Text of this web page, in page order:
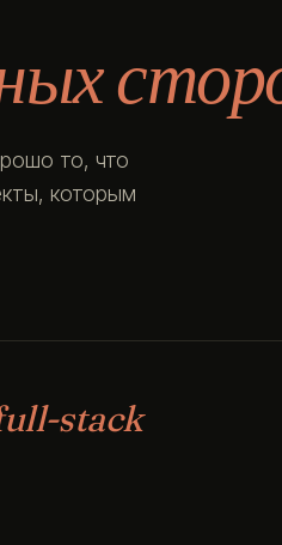
то, что
которым
stack